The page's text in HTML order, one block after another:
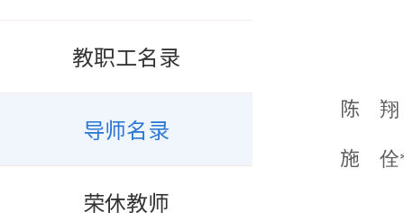
教职工名录
导师名录
荣休教师
陈 翔
施